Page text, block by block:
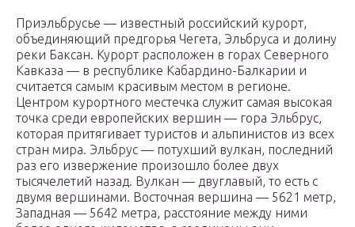
Приэльбрусье — известный российский курорт,
объединяющий предгорья Чегета, Эльбруса и долину
реки Баксан. Курорт расположен в горах Северного
Кавказа — в республике Кабардино-Балкарии и
считается самым красивым местом в регионе.
Центром курортного местечка служит самая высокая
точка среди европейских вершин — гора Эльбрус,
которая притягивает туристов и альпинистов из всех
стран мира. Эльбрус — потухший вулкан, последний
раз его извержение произошло более двух
тысячелетий назад. Вулкан — двуглавый, то есть с
двумя вершинами. Восточная вершина — 5621 метр,
Западная — 5642 метра, расстояние между ними